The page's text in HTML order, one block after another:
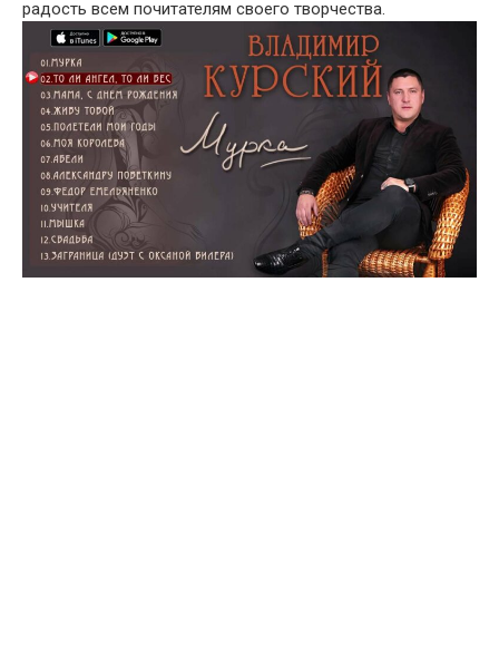
радость всем почитателям своего творчества.